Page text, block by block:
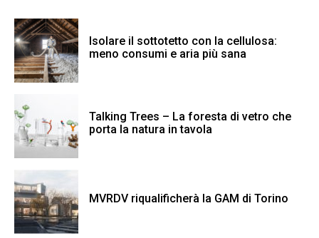
Isolare il sottotetto con la cellulosa:
meno consumi e aria più sana
Talking Trees – La foresta di vetro che
porta la natura in tavola
MVRDV riqualificherà la GAM di Torino